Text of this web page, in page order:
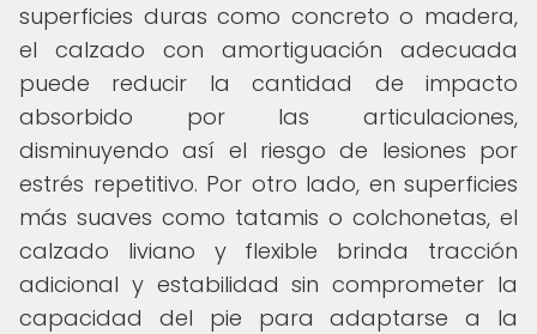
superficies duras como concreto o madera,
el calzado con amortiguación adecuada
puede reducir la cantidad de impacto
absorbido por las articulaciones,
disminuyendo así el riesgo de lesiones por
estrés repetitivo. Por otro lado, en superficies
más suaves como tatamis o colchonetas, el
calzado liviano y flexible brinda tracción
adicional y estabilidad sin comprometer la
capacidad del pie para adaptarse a la